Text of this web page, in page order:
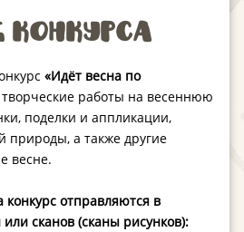
конкурса
«Идёт весна по
работы на весеннюю
поделки и аппликации,
природы, а также другие
весне.
конкурс отправляются в
сканов (сканы рисунков):